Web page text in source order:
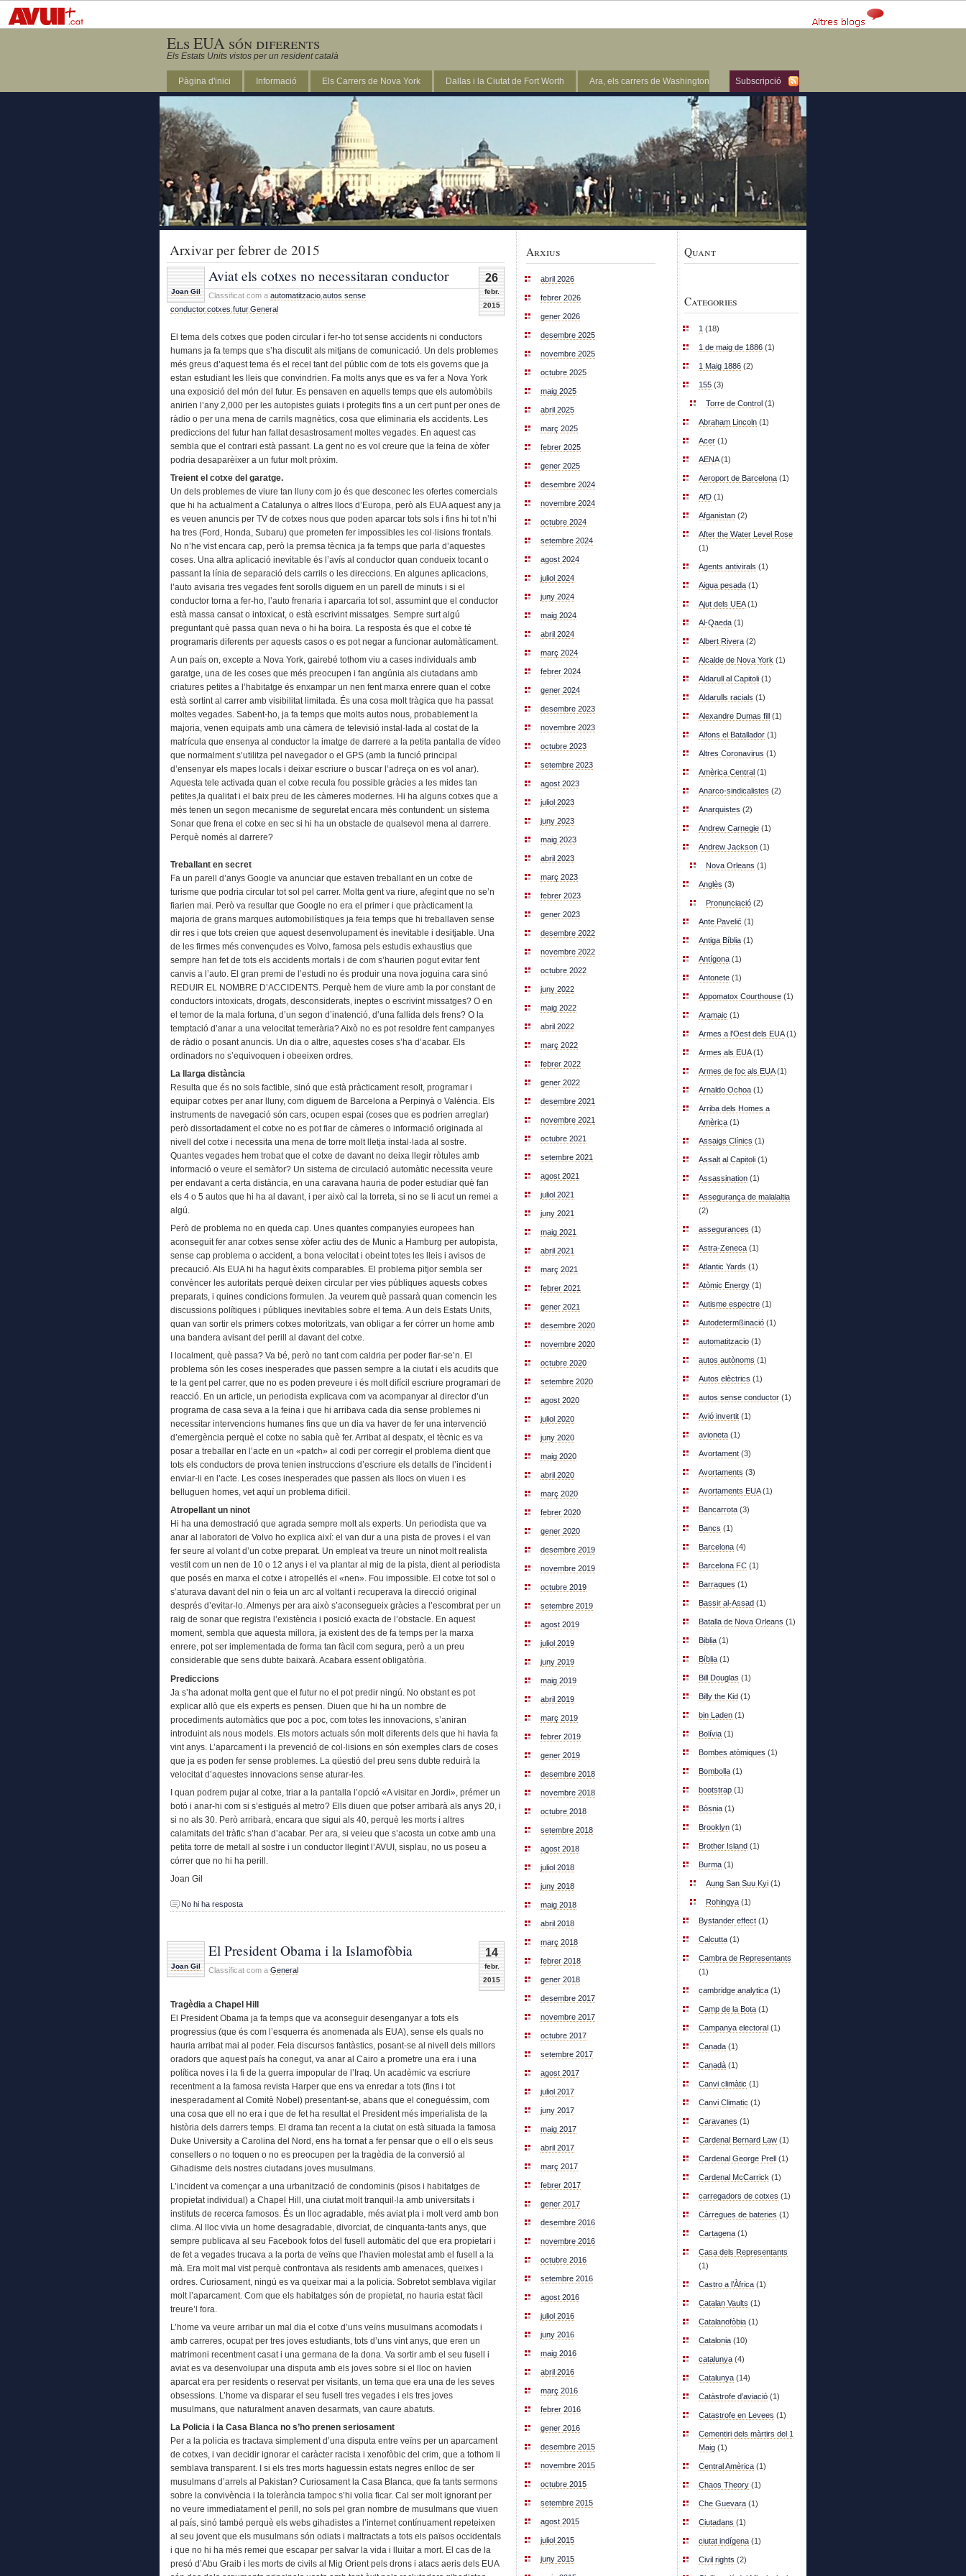
Els EUA són diferents
Els Estats Units vistos per un resident català
Subscripció
Pàgina d'inici Informació Els Carrers de Nova York Dallas i la Ciutat de Fort Worth Ara, els carrers de Washington
Arxivar per febrer de 2015
26
febr.
2015
Joan Gil
Aviat els cotxes no necessitaran conductor
Classificat com a automatitzacio autos sense
conductor,cotxes futur,General
El tema dels cotxes que poden circular i fer-ho tot sense accidents ni conductors
humans ja fa temps que s’ha discutit als mitjans de comunicació. Un dels problemes
més greus d’aquest tema és el recel tant del públic com de tots els governs que ja
estan estudiant les lleis que convindrien. Fa molts anys que es va fer a Nova York
una exposició del món del futur. Es pensaven en aquells temps que els automòbils
anirien l’any 2,000 per les autopistes guiats i protegits fins a un cert punt per ones de
ràdio o per una mena de carrils magnètics, cosa que eliminaria els accidents. Les
prediccions del futur han fallat desastrosament moltes vegades. En aquest cas
sembla que el contrari està passant. La gent no es vol creure que la feina de xòfer
podria desaparèixer a un futur molt pròxim.
Treient el cotxe del garatge.
Un dels problemes de viure tan lluny com jo és que desconec les ofertes comercials
que hi ha actualment a Catalunya o altres llocs d’Europa, però als EUA aquest any ja
es veuen anuncis per TV de cotxes nous que poden aparcar tots sols i fins hi tot n’hi
ha tres (Ford, Honda, Subaru) que prometen fer impossibles les col·lisions frontals.
No n’he vist encara cap, però la premsa tècnica ja fa temps que parla d’aquestes
coses. Una altra aplicació inevitable és l’avís al conductor quan condueix tocant o
passant la línia de separació dels carrils o les direccions. En algunes aplicacions,
l’auto avisaria tres vegades fent sorolls diguem en un parell de minuts i si el
conductor torna a fer-ho, l’auto frenaria i aparcaria tot sol, assumint que el conductor
està massa cansat o intoxicat, o està escrivint missatges. Sempre surt algú
preguntant què passa quan neva o hi ha boira. La resposta és que el cotxe té
programaris diferents per aquests casos o es pot negar a funcionar automàticament.
A un país on, excepte a Nova York, gairebé tothom viu a cases individuals amb
garatge, una de les coses que més preocupen i fan angúnia als ciutadans amb
criatures petites a l’habitatge és enxampar un nen fent marxa enrere quan el cotxe
està sortint al carrer amb visibilitat limitada. És una cosa molt tràgica que ha passat
moltes vegades. Sabent-ho, ja fa temps que molts autos nous, probablement la
majoria, venen equipats amb una càmera de televisió instal·lada al costat de la
matrícula que ensenya al conductor la imatge de darrere a la petita pantalla de vídeo
que normalment s’utilitza pel navegador o el GPS (amb la funció principal
d’ensenyar els mapes locals i deixar escriure o buscar l’adreça on es vol anar).
Aquesta tele activada quan el cotxe recula fou possible gràcies a les mides tan
petites,la qualitat i el baix preu de les càmeres modernes. Hi ha alguns cotxes que a
més tenen un segon mecanisme de seguretat encara més contundent: un sistema
Sonar que frena el cotxe en sec si hi ha un obstacle de qualsevol mena al darrere.
Perquè només al darrere?
Treballant en secret
Fa un parell d’anys Google va anunciar que estaven treballant en un cotxe de
turisme que podria circular tot sol pel carrer. Molta gent va riure, afegint que no se’n
fiarien mai. Però va resultar que Google no era el primer i que pràcticament la
majoria de grans marques automobilístiques ja feia temps que hi treballaven sense
dir res i que tots creien que aquest desenvolupament és inevitable i desitjable. Una
de les firmes més convençudes es Volvo, famosa pels estudis exhaustius que
sempre han fet de tots els accidents mortals i de com s’haurien pogut evitar fent
canvis a l’auto. El gran premi de l’estudi no és produir una nova joguina cara sinó
REDUIR EL NOMBRE D’ACCIDENTS. Perquè hem de viure amb la por constant de
conductors intoxicats, drogats, desconsiderats, ineptes o escrivint missatges? O en
el temor de la mala fortuna, d’un segon d’inatenció, d’una fallida dels frens? O la
temptació d’anar a una velocitat temerària? Això no es pot resoldre fent campanyes
de ràdio o posant anuncis. Un dia o altre, aquestes coses s’ha d’acabar. Els
ordinadors no s’equivoquen i obeeixen ordres.
La llarga distància
Resulta que és no sols factible, sinó que està pràcticament resolt, programar i
equipar cotxes per anar lluny, com diguem de Barcelona a Perpinyà o València. Els
instruments de navegació són cars, ocupen espai (coses que es podrien arreglar)
però dissortadament el cotxe no es pot fiar de càmeres o informació originada al
nivell del cotxe i necessita una mena de torre molt lletja instal·lada al sostre.
Quantes vegades hem trobat que el cotxe de davant no deixa llegir ròtules amb
informació o veure el semàfor? Un sistema de circulació automàtic necessita veure
per endavant a certa distància, en una caravana hauria de poder estudiar què fan
els 4 o 5 autos que hi ha al davant, i per això cal la torreta, si no se li acut un remei a
algú.
Però de problema no en queda cap. Unes quantes companyies europees han
aconseguit fer anar cotxes sense xòfer actiu des de Munic a Hamburg per autopista,
sense cap problema o accident, a bona velocitat i obeint totes les lleis i avisos de
precaució. Als EUA hi ha hagut èxits comparables. El problema pitjor sembla ser
convèncer les autoritats perquè deixen circular per vies públiques aquests cotxes
preparats, i quines condicions formulen. Ja veurem què passarà quan comencin les
discussions polítiques i públiques inevitables sobre el tema. A un dels Estats Units,
quan van sortir els primers cotxes motoritzats, van obligar a fer córrer un home amb
una bandera avisant del perill al davant del cotxe.
I localment, què passa? Va bé, però no tant com caldria per poder fiar-se’n. El
problema són les coses inesperades que passen sempre a la ciutat i els acudits que
te la gent pel carrer, que no es poden preveure i és molt difícil escriure programari de
reacció. En un article, un periodista explicava com va acompanyar al director d’un
programa de casa seva a la feina i que hi arribava cada dia sense problemes ni
necessitar intervencions humanes fins que un dia va haver de fer una intervenció
d’emergència perquè el cotxe no sabia què fer. Arribat al despatx, el tècnic es va
posar a treballar en l’acte en un «patch» al codi per corregir el problema dient que
tots els conductors de prova tenien instruccions d’escriure els detalls de l’incident i
enviar-li en l’acte. Les coses inesperades que passen als llocs on viuen i es
belluguen homes, vet aquí un problema difícil.
Atropellant un ninot
Hi ha una demostració que agrada sempre molt als experts. Un periodista que va
anar al laboratori de Volvo ho explica així: el van dur a una pista de proves i el van
fer seure al volant d’un cotxe preparat. Un empleat va treure un ninot molt realista
vestit com un nen de 10 o 12 anys i el va plantar al mig de la pista, dient al periodista
que posés en marxa el cotxe i atropellés el «nen». Fou impossible. El cotxe tot sol o
s’aturava davant del nin o feia un arc al voltant i recuperava la direcció original
després d’evitar-lo. Almenys per ara això s’aconsegueix gràcies a l’escombrat per un
raig de sonar que registra l’existència i posició exacta de l’obstacle. En aquest
moment, sembla que aquesta millora, ja existent des de fa temps per la marxa
enrere, pot ser implementada de forma tan fàcil com segura, però a un preu
considerable que sens dubte baixarà. Acabara essent obligatòria.
Prediccions
Ja s’ha adonat molta gent que el futur no el pot predir ningú. No obstant es pot
explicar allò que els experts es pensen. Diuen que hi ha un nombre de
procediments automàtics que poc a poc, com totes les innovacions, s’aniran
introduint als nous models. Els motors actuals són molt diferents dels que hi havia fa
vint anys. L’aparcament i la prevenció de col·lisions en són exemples clars de coses
que ja es poden fer sense problemes. La qüestió del preu sens dubte reduirà la
velocitat d’aquestes innovacions sense aturar-les.
I quan podrem pujar al cotxe, triar a la pantalla l’opció «A visitar en Jordi», prémer un
botó i anar-hi com si s’estigués al metro? Ells diuen que potser arribarà als anys 20, i
si no als 30. Però arribarà, encara que sigui als 40, perquè les morts i altres
calamitats del tràfic s’han d’acabar. Per ara, si veieu que s’acosta un cotxe amb una
petita torre de metall al sostre i un conductor llegint l’AVUI, sisplau, no us poseu a
córrer que no hi ha perill.
Joan Gil
No hi ha resposta
14
febr.
2015
Joan Gil
El President Obama i la Islamofòbia
Classificat com a General
Tragèdia a Chapel Hill
El President Obama ja fa temps que va aconseguir desenganyar a tots els
progressius (que és com l’esquerra és anomenada als EUA), sense els quals no
hauria arribat mai al poder. Feia discursos fantàstics, posant-se al nivell dels millors
oradors que aquest país ha conegut, va anar al Cairo a prometre una era i una
política noves i la fi de la guerra impopular de l’Iraq. Un acadèmic va escriure
recentment a la famosa revista Harper que ens va enredar a tots (fins i tot
inesperadament al Comitè Nobel) presentant-se, abans que el coneguéssim, com
una cosa que ell no era i que de fet ha resultat el President més imperialista de la
història dels darrers temps. El drama tan recent a la ciutat on està situada la famosa
Duke University a Carolina del Nord, ens ha tornat a fer pensar que o ell o els seus
consellers o no toquen o no es preocupen per la tragèdia de la conversió al
Gihadisme dels nostres ciutadans joves musulmans.
L’incident va començar a una urbanització de condominis (pisos i habitatges de
propietat individual) a Chapel Hill, una ciutat molt tranquil·la amb universitats i
instituts de recerca famosos. És un lloc agradable, més aviat pla i molt verd amb bon
clima. Al lloc vivia un home desagradable, divorciat, de cinquanta-tants anys, que
sempre publicava al seu Facebook fotos del fusell automàtic del que era propietari i
de fet a vegades trucava a la porta de veïns que l’havien molestat amb el fusell a la
mà. Era molt mal vist perquè confrontava als residents amb amenaces, queixes i
ordres. Curiosament, ningú es va queixar mai a la policia. Sobretot semblava vigilar
molt l’aparcament. Com que els habitatges són de propietat, no hauria estat fàcil
treure’l fora.
L’home va veure arribar un mal dia el cotxe d’uns veïns musulmans acomodats i
amb carreres, ocupat per tres joves estudiants, tots d’uns vint anys, que eren un
matrimoni recentment casat i una germana de la dona. Va sortir amb el seu fusell i
aviat es va desenvolupar una disputa amb els joves sobre si el lloc on havien
aparcat era per residents o reservat per visitants, un tema que era una de les seves
obsessions. L’home va disparar el seu fusell tres vegades i els tres joves
musulmans, que naturalment anaven desarmats, van caure abatuts.
La Policia i la Casa Blanca no s’ho prenen seriosament
Per a la policia es tractava simplement d’una disputa entre veïns per un aparcament
de cotxes, i van decidir ignorar el caràcter racista i xenofòbic del crim, que a tothom li
semblava transparent. I si els tres morts haguessin estats negres enlloc de ser
musulmans d’arrels al Pakistan? Curiosament la Casa Blanca, que fa tants sermons
sobre la convivència i la tolerància tampoc s’hi volia ficar. Cal ser molt ignorant per
no veure immediatament el perill, no sols pel gran nombre de musulmans que viuen
al país, sinó també perquè els webs gihadistes a l’internet contínuament repeteixen
al seu jovent que els musulmans són odiats i maltractats a tots els països occidentals
i que no hi ha més remei que escapar per salvar la vida i lluitar a mort. El cas de la
presó d’Abu Graib i les morts de civils al Mig Orient pels drons i atacs aeris dels EUA
Arxius
abril 2026
febrer 2026
gener 2026
desembre 2025
novembre 2025
octubre 2025
maig 2025
abril 2025
març 2025
febrer 2025
gener 2025
desembre 2024
novembre 2024
octubre 2024
setembre 2024
agost 2024
juliol 2024
juny 2024
maig 2024
abril 2024
març 2024
febrer 2024
gener 2024
desembre 2023
novembre 2023
octubre 2023
setembre 2023
agost 2023
juliol 2023
juny 2023
maig 2023
abril 2023
març 2023
febrer 2023
gener 2023
desembre 2022
novembre 2022
octubre 2022
juny 2022
maig 2022
abril 2022
març 2022
febrer 2022
gener 2022
desembre 2021
novembre 2021
octubre 2021
setembre 2021
agost 2021
juliol 2021
juny 2021
maig 2021
abril 2021
març 2021
febrer 2021
gener 2021
desembre 2020
novembre 2020
octubre 2020
setembre 2020
agost 2020
juliol 2020
juny 2020
maig 2020
abril 2020
març 2020
febrer 2020
gener 2020
desembre 2019
novembre 2019
octubre 2019
setembre 2019
agost 2019
juliol 2019
juny 2019
maig 2019
abril 2019
març 2019
febrer 2019
gener 2019
desembre 2018
novembre 2018
octubre 2018
setembre 2018
agost 2018
juliol 2018
juny 2018
maig 2018
abril 2018
març 2018
febrer 2018
gener 2018
desembre 2017
novembre 2017
octubre 2017
setembre 2017
agost 2017
juliol 2017
juny 2017
maig 2017
abril 2017
març 2017
febrer 2017
gener 2017
desembre 2016
novembre 2016
octubre 2016
setembre 2016
agost 2016
juliol 2016
juny 2016
maig 2016
abril 2016
març 2016
febrer 2016
gener 2016
desembre 2015
novembre 2015
octubre 2015
setembre 2015
agost 2015
juliol 2015
juny 2015
Quant
Categories
1 (18)
1 de maig de 1886 (1)
1 Maig 1886 (2)
155 (3)
Torre de Control (1)
Abraham Lincoln (1)
Acer (1)
AENA(1)
Aeroport de Barcelona (1)
AfD (1)
Afganistan (2)
After the Water Level Rose
(1)
Agents antivirals (1)
Aigua pesada (1)
Ajut dels UEA(1)
Al-Qaeda (1)
Albert Rivera (2)
Alcalde de Nova York (1)
Aldarull al Capitoli (1)
Aldarulls racials (1)
Alexandre Dumas fill (1)
Alfons el Batallador (1)
Altres Coronavirus (1)
Amèrica Central (1)
Anarco-sindicalistes (2)
Anarquistes (2)
Andrew Carnegie (1)
Andrew Jackson (1)
Nova Orleans (1)
Anglès (3)
Pronunciació (2)
Ante Pavelić (1)
Antiga Bíblia (1)
Antígona (1)
Antonete (1)
Appomatox Courthouse (1)
Aramaic (1)
Armes a l'Oest dels EUA(1)
Armes als EUA(1)
Armes de foc als EUA(1)
Arnaldo Ochoa (1)
Arriba dels Homes a
Amèrica (1)
Assaigs Clínics (1)
Assalt al Capitoli (1)
Assassination (1)
Assegurança de malalaltia
(2)
assegurances (1)
Astra-Zeneca (1)
Atlantic Yards (1)
Atòmic Energy (1)
Autisme espectre (1)
Autodetermßinació (1)
automatitzacio (1)
autos autònoms (1)
Autos elèctrics (1)
autos sense conductor (1)
Avió invertit (1)
avioneta (1)
Avortament (3)
Avortaments (3)
Avortaments EUA(1)
Bancarrota (3)
Bancs (1)
Barcelona (4)
Barcelona FC (1)
Barraques (1)
Bassir al-Assad (1)
Batalla de Nova Orleans (1)
Biblia (1)
Bíblia (1)
Bill Douglas (1)
Billy the Kid (1)
bin Laden (1)
Bolívia (1)
Bombes atòmiques (1)
Bombolla (1)
bootstrap (1)
Bòsnia (1)
Brooklyn (1)
Brother Island (1)
Burma (1)
Aung San Suu Kyi (1)
Rohingya (1)
Bystander effect (1)
Calcutta (1)
Cambra de Representants
(1)
cambridge analytica (1)
Camp de la Bota (1)
Campanya electoral (1)
Canada (1)
Canadà (1)
Canvi climàtic (1)
Canvi Climatic (1)
Caravanes (1)
Cardenal Bernard Law (1)
Cardenal George Prell (1)
Cardenal McCarrick (1)
carregadors de cotxes (1)
Càrregues de bateries (1)
Cartagena (1)
Casa dels Representants
(1)
Castro a l’Àfrica (1)
Catalan Vaults (1)
Catalanofòbia (1)
Catalonia (10)
catalunya (4)
Catalunya (14)
Catàstrofe d’aviació (1)
Catastrofe en Levees (1)
Cementiri dels màrtirs del 1
Maig (1)
Central Amèrica (1)
Chaos Theory (1)
Che Guevara (1)
Ciutadans (1)
ciutat indígena (1)
Civil rights (2)